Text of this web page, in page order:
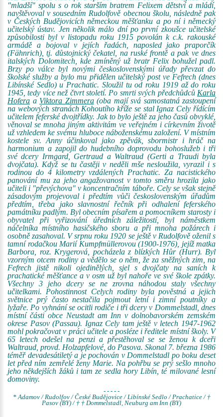
"mladší" spolu s o rok starším bratrem Felixem dětství a mládí,
navštěvoval v sousedním Rudolfově obecnou školu, následně pak
v Českých Budějovicích německou měšťanku a po ní i německý
učitelský ústav. Jen několik málo dní po první zkoušce učitelské
způsobilosti byl v listopadu roku 1915 povolán k c.k. rakouské
armádě a bojoval v jejích řadách, naposled jako praporčík
(Fähnrich), tj. důstojnický čekatel, na ruské frontě a pak ve dnes
italských Dolomitech, kde zmíněný už bratr Felix bohužel padl.
Brzy po válce byl novými československými úřady převzat do
školské služby a bylo mu přidělen učitelský post ve Fefrech (dnes
Libínské Sedlo) u Prachatic. Sloužil tu od roku 1919 až do roku
1945, tedy více než čtvrt století. Po smrti svých předchůdců Karla
Hofera a Viktora Zimmera(oba mají svá samostatná zastoupení
na webových stranách Kohoutího kříže se stal Ignaz Cely řídícím
učitelem feferské dvojtřídky. Jak to bylo ještě za jeho časů obvyklé,
věnoval se mnoha jiným aktivitám ve veřejném i církevním životě
už vzhledem ke svému hluboce náboženskému založení. V místním
kostele sv. Anny účinkoval jako zpěvák, sbormistr i hráč na
harmonium a zapojil do hudebního doprovodu bohoslužeb i tři
své dcery Irmgard, Gertraud a Waltraud (Gerti a Traudi byla
dvojčata). Když se tu častěji v neděli mše nesloužila, vyrazil i s
rodinou do 4 kilometry vzdálených Prachatic. Za nacistického
panování mu za jeho angažovanost v tomto směru hrozila jako
učiteli i "převýchova" v koncentračním táboře. Cely se však stejně
zásadovým projevoval i předtím vůči československým úřadům
předtím, třeba jako slavnostní řečník při odhalení feferského
památníku padlým. Byl obecním písařem a pomocníkem starosty i
obyvatel při vyřizování úředních záležitostí, byl náměstkem
náčelníka místního hasičského sboru a při mnoha požárech i
osobně zasahoval. V srpnu roku 1920 se ještě v Rudolfově oženil s
tamní rodačkou Marií Kumpfmüllerovou (1900-1976), jejíž matka
Barbora, roz. Krygerová, pocházela z blízkých Hůr (Hurr). Byl
vzorným otcem rodiny a vědělo se o něm, že za sněžných zim, na
Fefrech jistě nikoli ojedinělých, sjel s dvojčaty na saních k
prachatické měšťance a v osm už byl nahoře ve své škole zpátky.
Všechny 3 jeho dcery se ne zrovna náhodou staly všechny
učitelkami. Pohostinnost Celych rodiny byla pověstná a jejich
světnice prý často nestačila pojmout letní i zimní poutníky a
lyžaře. Po vyhnání se ocitli rodiče i tři dcery v Dommelstadl, dnes
místní části obce Neustadt am Inn v dolnobavorském zemském
okrese Pasov (Passau). Ignaz Cely tam ještě v letech 1947-1962
mohl pokračovat v práci učitele a posléze i ředitele místní školy. V
65 letech odešel na penzi a přestěhoval se se ženou k dceři
Waltraud, provd. Holzapfelové, do Pasova. Skonal 7. března 1986
téměř devadesátiletý a je pochován v Dommelstadl po boku deset
let před ním zemřelé ženy Marie. Na pohřbu se prý sešlo mnoho
jeho někdejších žáků i tam ze sedla hory Libín, té milované lesní
domoviny.
- - - - -
* Adamov / Rudolfov / České Budějovice / Libínské Sedlo / Prachatice / †
Pasov (BY) / † † Dommelstadl, Neuburg am Inn (BY)